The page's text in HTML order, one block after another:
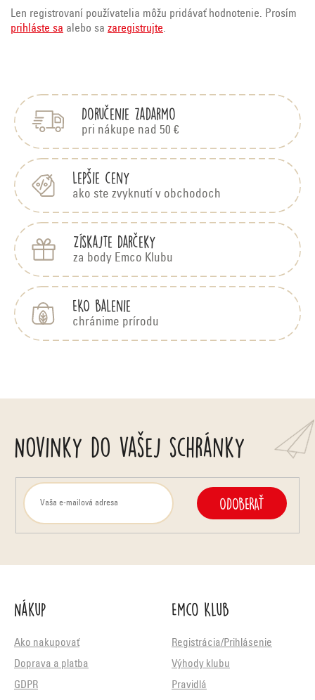
Len registrovaní používatelia môžu pridávať hodnotenie. Prosím
prihláste sa alebo sa zaregistrujte.
Doručenie zadarmo
pri nákupe nad 50 €
Lepšie ceny
ako ste zvyknutí v obchodoch
Získajte darčeky
za body Emco Klubu
EKO balenie
chránime prírodu
Novinky do vašej schránky
ODOBERAŤ
Nákup
Ako nakupovať
Doprava a platba
GDPR
Emco Klub
Registrácia/Prihlásenie
Výhody klubu
Pravidlá